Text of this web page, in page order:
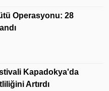
Operasyonu: 28
Kapadokya'da
Artırdı